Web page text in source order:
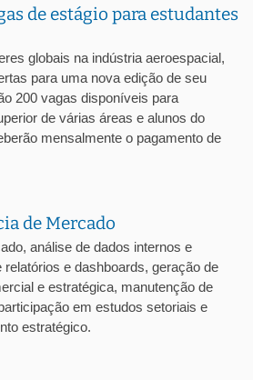
de estágio para estudantes
globais na indústria aeroespacial,
para uma nova edição de seu
200 vagas disponíveis para
de várias áreas e alunos do
mensalmente o pagamento de
de Mercado
análise de dados internos e
e dashboards, geração de
e estratégica, manutenção de
em estudos setoriais e
estratégico.